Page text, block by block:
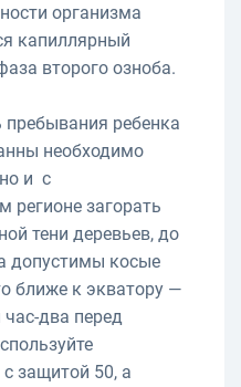
организма
капиллярный
второго озноба.
ребенка
необходимо
и с
загорать
тени деревьев, до
допустимы косые
ближе к экватору —
два перед
защитой 50, а